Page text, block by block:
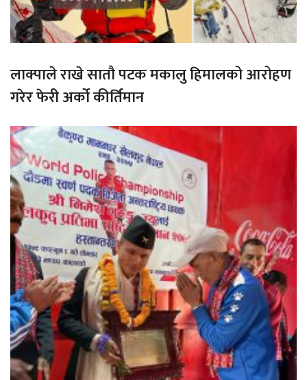
लाक्पाले राखे सातौ पटक मकालु हिमालको आरोहण
गरेर फेरी अर्को कीर्तिमान